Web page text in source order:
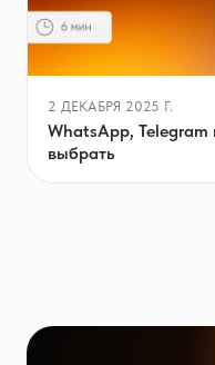
2 ДЕКАБРЯ 2025 Г.
WhatsApp,
выбрать